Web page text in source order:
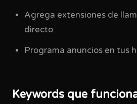
Agrega extensiones de
directo
Programa anuncios en tus
Keywords que